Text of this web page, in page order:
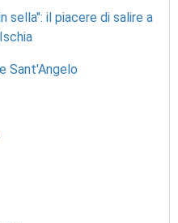
sella": il piacere di salire a
Sant'Angelo